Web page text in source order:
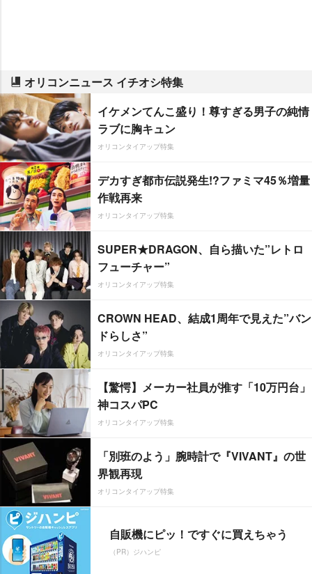
オリコンニュース イチオシ特集
イケメンてんこ盛り！尊すぎる男子の純情
ラブに胸キュン
オリコンタイアップ特集
デカすぎ都市伝説発生!?ファミマ45％増量
作戦再来
オリコンタイアップ特集
SUPER★DRAGON、自ら描いた”レトロ
フューチャー”
オリコンタイアップ特集
CROWN HEAD、結成1周年で見えた”バン
ドらしさ”
オリコンタイアップ特集
【驚愕】メーカー社員が推す「10万円台」
神コスパPC
オリコンタイアップ特集
「別班のよう」腕時計で『VIVANT』の世
界観再現
オリコンタイアップ特集
自販機にピッ！ですぐに買えちゃう
（PR）ジハンピ